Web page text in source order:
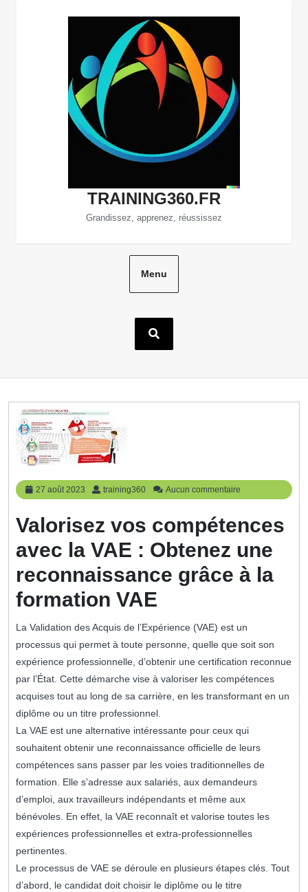
TRAINING360.FR
Grandissez, apprenez, réussissez
Menu
27 août 2023
27
août
training360 training360
Aucun commentaire
Valorisez vos compétences
avec la VAE : Obtenez une
reconnaissance grâce à la
formation VAE
La Validation des Acquis de l’Expérience (VAE) est un
processus qui permet à toute personne, quelle que soit son
expérience professionnelle, d’obtenir une certification reconnue
par l’État. Cette démarche vise à valoriser les compétences
acquises tout au long de sa carrière, en les transformant en un
diplôme ou un titre professionnel.
La VAE est une alternative intéressante pour ceux qui
souhaitent obtenir une reconnaissance officielle de leurs
compétences sans passer par les voies traditionnelles de
formation. Elle s’adresse aux salariés, aux demandeurs
d’emploi, aux travailleurs indépendants et même aux
bénévoles. En effet, la VAE reconnaît et valorise toutes les
expériences professionnelles et extra-professionnelles
pertinentes.
Le processus de VAE se déroule en plusieurs étapes clés. Tout
d’abord, le candidat doit choisir le diplôme ou le titre